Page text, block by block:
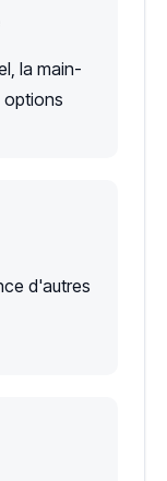
la main-
d'autres